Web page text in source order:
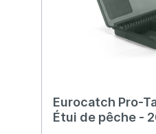
Eurocatch Pro-
Étui de pêche -